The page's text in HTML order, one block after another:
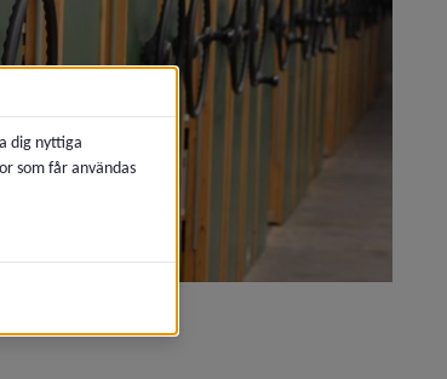
dig nyttiga
som får användas